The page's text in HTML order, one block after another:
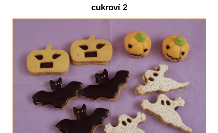
cukroví 2